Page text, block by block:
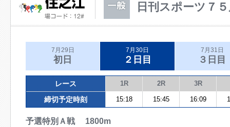
日刊スポーツ７
7月29日
初日
7月30日
２日目
7月31日
３日目
レース 1R 2R 3R
締切予定時刻 15:18 15:45 16:09
予選特別Ａ戦 1800m